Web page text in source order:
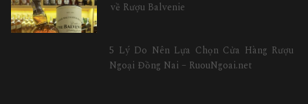
về Rượu Balvenie
5 Lý Do Nên Lựa Chọn Cửa Hàng Rượu
Ngoại Đồng Nai – RuouNgoai.net